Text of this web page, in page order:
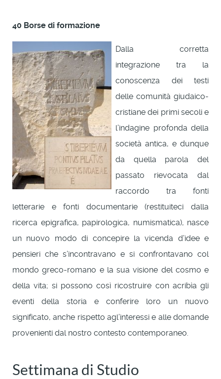
40 Borse di formazione
Dalla corretta
integrazione tra la
conoscenza dei testi
delle comunità giudaico-
cristiane dei primi secoli e
l’indagine profonda della
società antica, e dunque
da quella parola del
passato rievocata dal
raccordo tra fonti
letterarie e fonti documentarie (restituiteci dalla
ricerca epigrafica, papirologica, numismatica), nasce
un nuovo modo di concepire la vicenda d’idee e
pensieri che s’incontravano e si confrontavano col
mondo greco-romano e la sua visione del cosmo e
della vita; si possono così ricostruire con acribìa gli
eventi della storia e conferire loro un nuovo
significato, anche rispetto agl’interessi e alle domande
provenienti dal nostro contesto contemporaneo.
Settimana di Studio